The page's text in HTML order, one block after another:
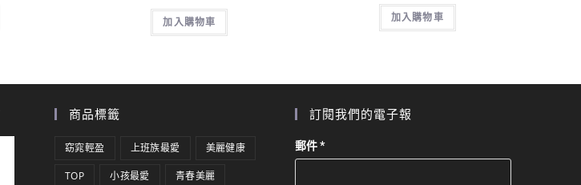
加入購物車 加入購物車
商品標籤
窈窕輕盈 上班族最愛 美麗健康
TOP 小孩最愛 青春美麗
訂閱我們的電子報
郵件*